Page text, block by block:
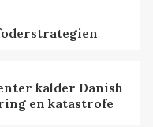
kalder Danish
en katastrofe